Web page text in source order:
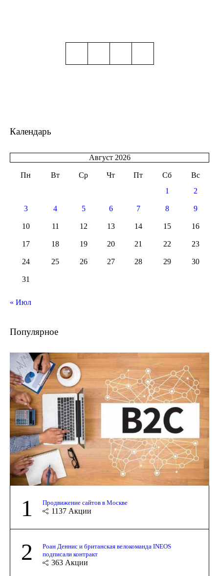
Календарь
Август 2026
Пн Вт Ср Чт Пт Сб
Вс
1
2
3 4 5 6 7 8 9
10 11 12 13 14 15 16
17 18 19 20 21 22 23
24 25 26 27 28 29 30
31
« Июл
Популярное
1 Продвижение сайтов в Москве
1137 Акции
2
Роан Деннис и британская велокоманда INEOS
подписали контракт
363 Акции